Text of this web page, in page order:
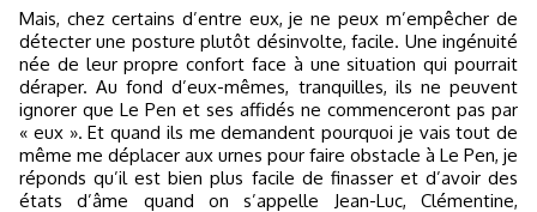
Mais, chez certains d’entre eux, je ne peux m’empêcher de
détecter une posture plutôt désinvolte, facile. Une ingénuité
née de leur propre confort face à une situation qui pourrait
déraper. Au fond d’eux-mêmes, tranquilles, ils ne peuvent
ignorer que Le Pen et ses affidés ne commenceront pas par
« eux ». Et quand ils me demandent pourquoi je vais tout de
même me déplacer aux urnes pour faire obstacle à Le Pen, je
réponds qu’il est bien plus facile de finasser et d’avoir des
états d’âme quand on s’appelle Jean-Luc, Clémentine,